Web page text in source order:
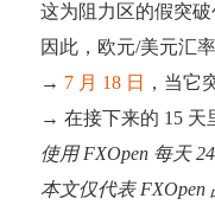
这为阻力区的假突破
因此，欧元/美元汇
→ 7 月 18 日
，当它
→ 在接下来的 15 天
使用 FXOpen 每天
本文仅代表